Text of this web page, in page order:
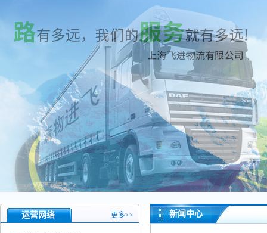
运营网络 更多>> 新闻中心